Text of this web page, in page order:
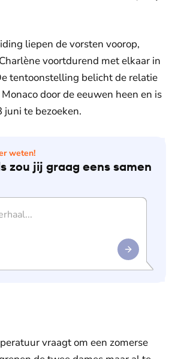
liepen de vorsten voorop,
voortdurend met elkaar in
tentoonstelling belicht de relatie
door de eeuwen heen en is
te bezoeken.
weten!
zou jij graag eens samen
vraagt om een zomerse